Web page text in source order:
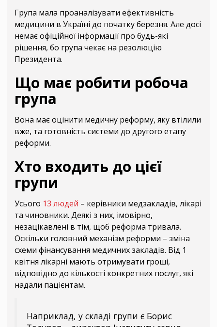
Група мала проаналізувати ефективність
медицини в Україні до початку березня. Але досі
немає офіційної інформації про будь-які
рішення, бо група чекає на резолюцію
Президента.
Що має робити робоча
група
Вона має оцінити медичну реформу, яку втілили
вже, та готовність системи до другого етапу
реформи.
Хто входить до цієї
групи
Усього 13 людей – керівники медзакладів, лікарі
та чиновники. Деякі з них, імовірно,
незацікавлені в тім, щоб реформа тривала.
Оскільки головний механізм реформи – зміна
схеми фінансування медичних закладів. Від 1
квітня лікарні мають отримувати гроші,
відповідно до кількості конкретних послуг, які
надали пацієнтам.
Наприклад, у складі групи є Борис